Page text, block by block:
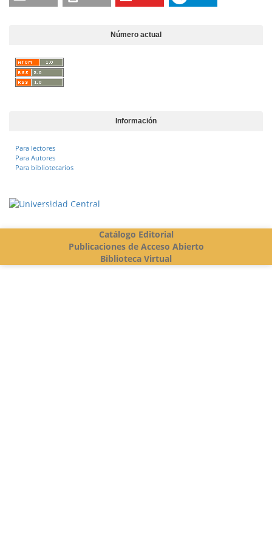
Número actual
Información
Para lectores
Para Autores
Para bibliotecarios
Vigilada Mineducación
Catálogo Editorial
Publicaciones de Acceso Abierto
Biblioteca Virtual